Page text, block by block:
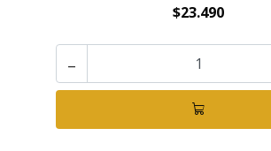
$23.490
-